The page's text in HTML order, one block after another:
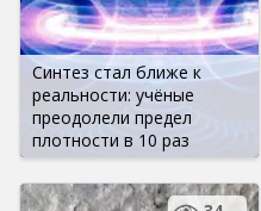
Синтез стал ближе к
реальности: учёные
преодолели предел
плотности в 10 раз